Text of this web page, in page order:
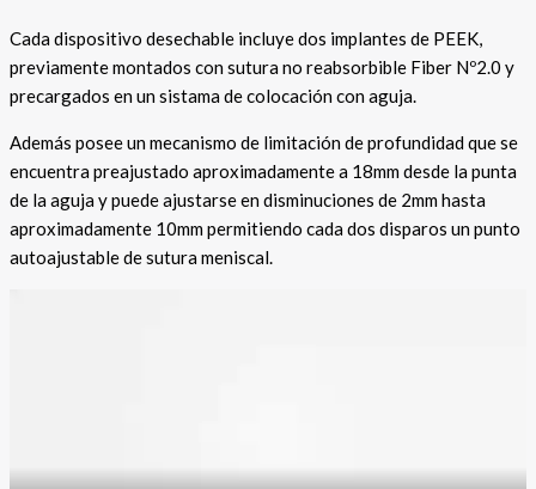
Cada dispositivo desechable incluye dos implantes de PEEK,
previamente montados con sutura no reabsorbible Fiber Nº2.0 y
precargados en un sistama de colocación con aguja.
Además posee un mecanismo de limitación de profundidad que se
encuentra preajustado aproximadamente a 18mm desde la punta
de la aguja y puede ajustarse en disminuciones de 2mm hasta
aproximadamente 10mm permitiendo cada dos disparos un punto
autoajustable de sutura meniscal.